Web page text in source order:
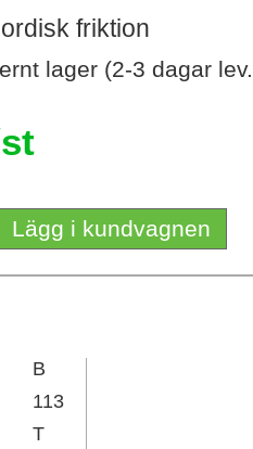
friktion
lager (2-3 dagar
Lägg i kundvagnen
B
113
T